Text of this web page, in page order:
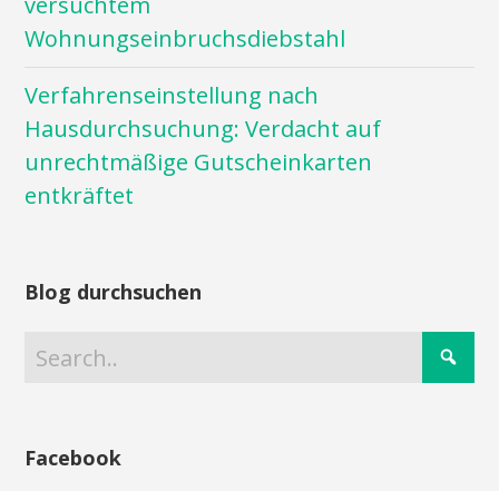
Wohnungseinbruchsdiebstahl
Verfahrenseinstellung nach
Hausdurchsuchung: Verdacht auf
unrechtmäßige Gutscheinkarten
entkräftet
Blog durchsuchen
Facebook